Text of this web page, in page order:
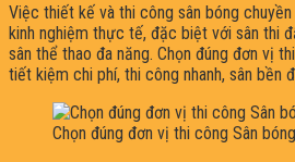
Việc thiết kế và thi công sân bóng
kinh nghiệm thực tế, đặc biệt với sân thi
sân thể thao đa năng. Chọn đúng đơn vị
tiết kiệm chi phí, thi công nhanh, sân bền
Chọn đúng đơn vị thi công Sân